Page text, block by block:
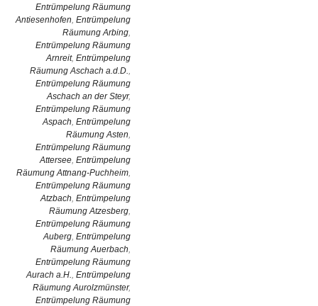
Entrümpelung Räumung
Antiesenhofen, Entrümpelung
Räumung Arbing,
Entrümpelung Räumung
Arnreit, Entrümpelung
Räumung Aschach a.d.D.,
Entrümpelung Räumung
Aschach an der Steyr,
Entrümpelung Räumung
Aspach, Entrümpelung
Räumung Asten,
Entrümpelung Räumung
Attersee, Entrümpelung
Räumung Attnang-Puchheim,
Entrümpelung Räumung
Atzbach, Entrümpelung
Räumung Atzesberg,
Entrümpelung Räumung
Auberg, Entrümpelung
Räumung Auerbach,
Entrümpelung Räumung
Aurach a.H., Entrümpelung
Räumung Aurolzmünster,
Entrümpelung Räumung